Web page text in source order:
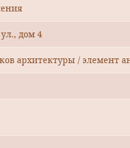
дом 4
архитектуры / элемент